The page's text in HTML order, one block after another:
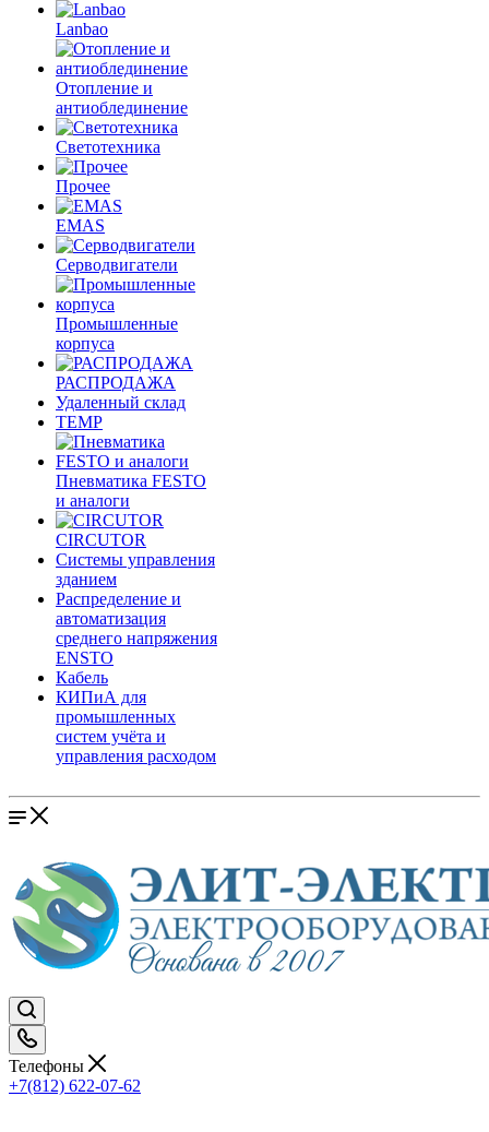
Lanbao
Отопление и
антиоблединение
Светотехника
Прочее
EMAS
Cерводвигатели
Промышленные
корпуса
РАСПРОДАЖА
Удаленный склад
TEMP
Пневматика FESTO
и аналоги
CIRCUTOR
Системы управления
зданием
Распределение и
автоматизация
среднего напряжения
ENSTO
Кабель
КИПиА для
промышленных
систем учёта и
управления расходом
Телефоны
+7(812) 622-07-62